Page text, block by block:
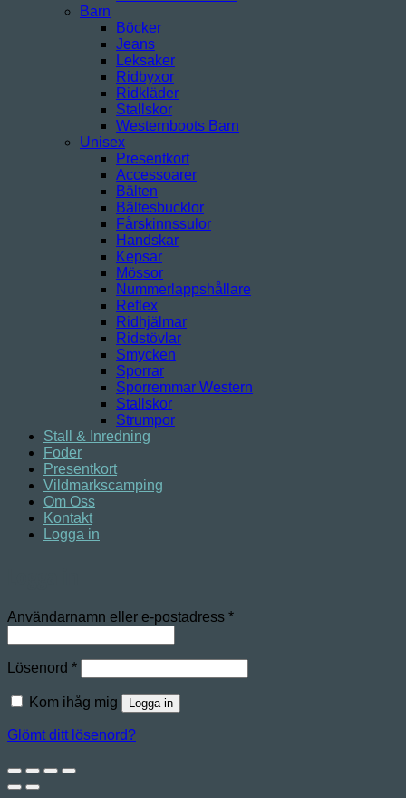
Barn
Böcker
Jeans
Leksaker
Ridbyxor
Ridkläder
Stallskor
Westernboots Barn
Unisex
Presentkort
Accessoarer
Bälten
Bältesbucklor
Fårskinnssulor
Handskar
Kepsar
Mössor
Nummerlappshållare
Reflex
Ridhjälmar
Ridstövlar
Smycken
Sporrar
Sporremmar Western
Stallskor
Strumpor
Stall & Inredning
Foder
Presentkort
Vildmarkscamping
Om Oss
Kontakt
Logga in
Användarnamn eller e-postadress *Obligatoriskt
Lösenord *Obligatoriskt
Kom ihåg mig Logga in
Glömt ditt lösenord?